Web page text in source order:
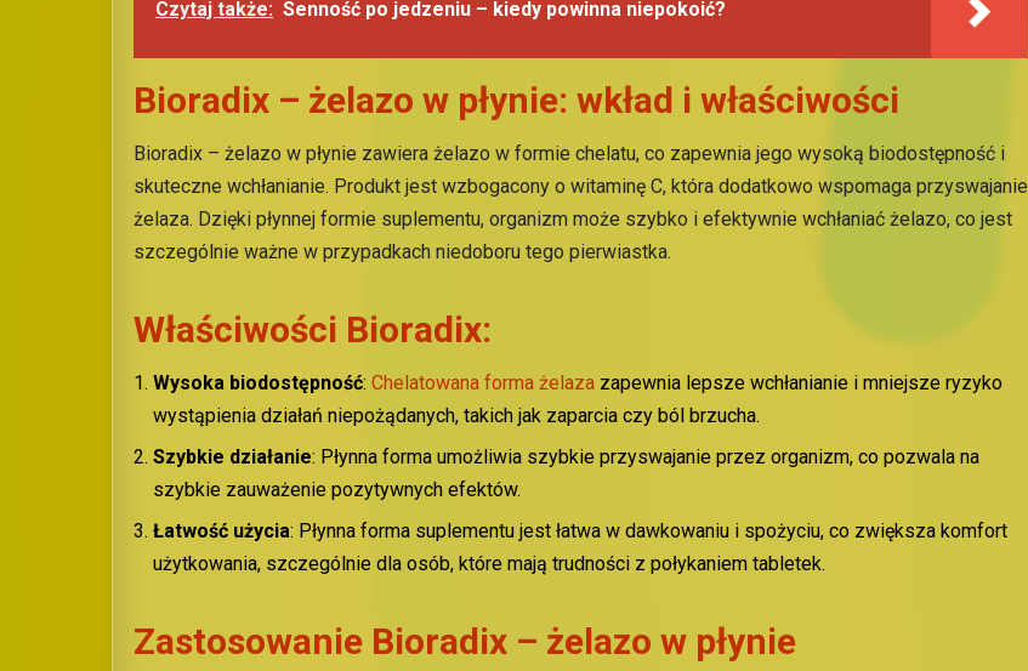
Czytaj także: Senność po jedzeniu – kiedy powinna niepokoić?
Bioradix – żelazo w płynie: wkład i właściwości
Bioradix – żelazo w płynie zawiera żelazo w formie chelatu, co zapewnia jego wysoką biodostępność i
skuteczne wchłanianie. Produkt jest wzbogacony o witaminę C, która dodatkowo wspomaga przyswajanie
żelaza. Dzięki płynnej formie suplementu, organizm może szybko i efektywnie wchłaniać żelazo, co jest
szczególnie ważne w przypadkach niedoboru tego pierwiastka.
Właściwości Bioradix:
Wysoka biodostępność: Chelatowana forma żelaza zapewnia lepsze wchłanianie i mniejsze ryzyko
wystąpienia działań niepożądanych, takich jak zaparcia czy ból brzucha.
Szybkie działanie: Płynna forma umożliwia szybkie przyswajanie przez organizm, co pozwala na
szybkie zauważenie pozytywnych efektów.
Łatwość użycia: Płynna forma suplementu jest łatwa w dawkowaniu i spożyciu, co zwiększa komfort
użytkowania, szczególnie dla osób, które mają trudności z połykaniem tabletek.
Zastosowanie Bioradix – żelazo w płynie